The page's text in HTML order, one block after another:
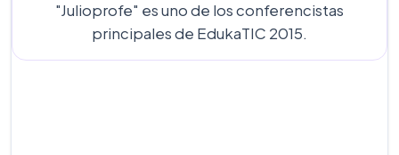
"Julioprofe" es uno de los conferencistas
principales de EdukaTIC 2015.